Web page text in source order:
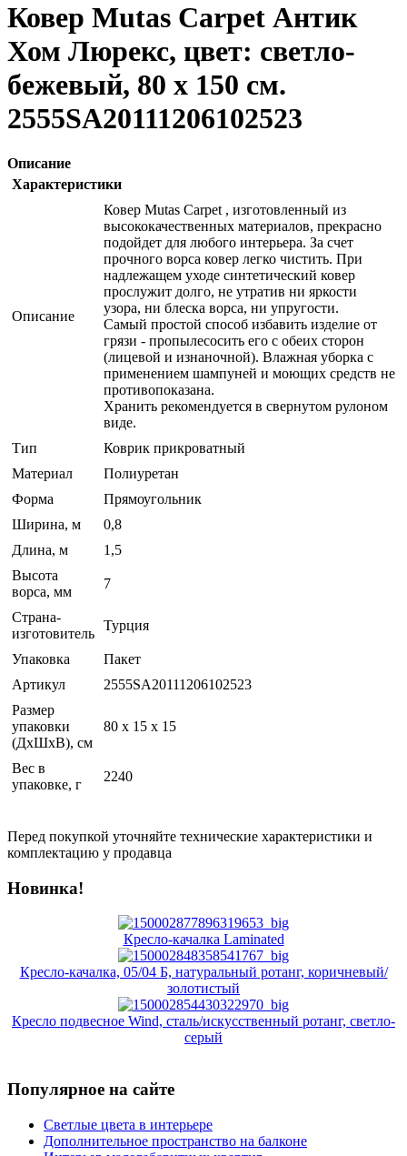
Ковер Mutas Carpet Антик
Хом Люрекс, цвет: светло-
бежевый, 80 х 150 см.
2555SA20111206102523
Описание
Характеристики
Описание
Ковер Mutas Carpet , изготовленный из
высококачественных материалов, прекрасно
подойдет для любого интерьера. За счет
прочного ворса ковер легко чистить. При
надлежащем уходе синтетический ковер
прослужит долго, не утратив ни яркости
узора, ни блеска ворса, ни упругости.
Самый простой способ избавить изделие от
грязи - пропылесосить его с обеих сторон
(лицевой и изнаночной). Влажная уборка с
применением шампуней и моющих средств не
противопоказана.
Хранить рекомендуется в свернутом рулоном
виде.
Тип
Коврик прикроватный
Материал
Полиуретан
Форма
Прямоугольник
Ширина, м
0,8
Длина, м
1,5
Высота
ворса, мм
7
Страна-
изготовитель
Турция
Упаковка
Пакет
Артикул
2555SA20111206102523
Размер
упаковки
(ДхШхВ), см
80 x 15 x 15
Вес в
упаковке, г
2240
Перед покупкой уточняйте технические характеристики и
комплектацию у продавца
Новинка!
Кресло-качалка Laminated
Кресло-качалка, 05/04 Б, натуральный ротанг, коричневый/
золотистый
Кресло подвесное Wind, сталь/искусственный ротанг, светло-
серый
Популярное на сайте
Светлые цвета в интерьере
Дополнительное пространство на балконе